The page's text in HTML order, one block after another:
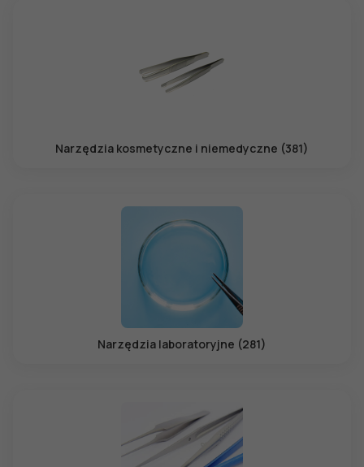
Narzędzia kosmetyczne i niemedyczne (381)
Narzędzia laboratoryjne (281)